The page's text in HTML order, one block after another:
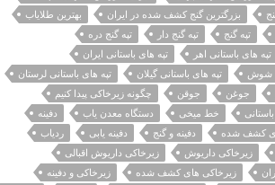
بزرگترین گنج کشف شده در ایران
بهترین طلایاب
تپه گنج تپه گنج دار
تپه گنج دره
تپه های باستانی اهر
تپه های باستانی ایران
شوش تپه های باستانی گیلان
تپه های باستانی لرستان
جوغن جوقن
چگونه زیرخاکی پیدا کنیم
خط میخی دستگاه معدن یاب
دفينه
کشف شده دفینه و گنج دفینه یابی
ردیاب
زیرخاکی داریوش
زیرخاکی داریوش اقبالی
زیرخاکی های کشف شده
زیرخاکی و دفینه